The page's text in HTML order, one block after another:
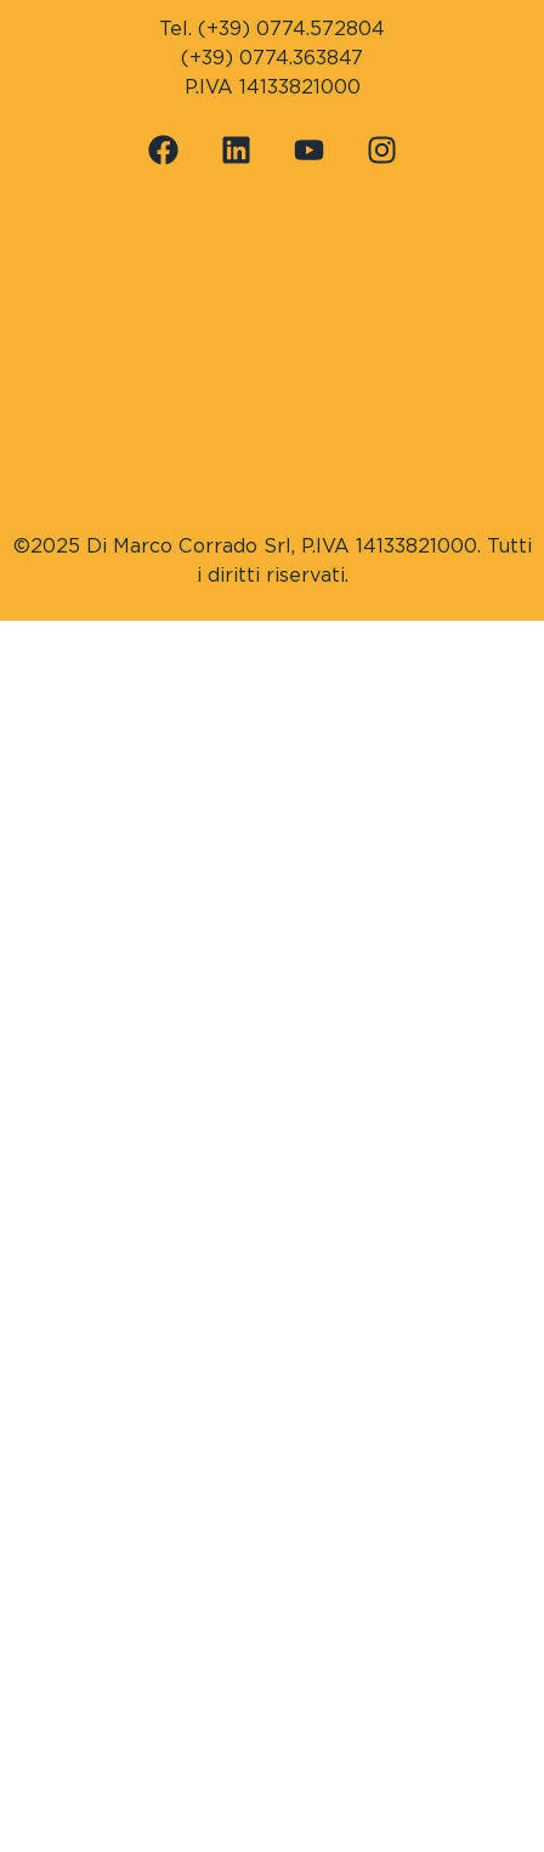
Tel. (+39) 0774.572804
(+39) 0774.363847
P.IVA 14133821000
©2025 Di Marco Corrado Srl, P.IVA 14133821000. Tutti
i diritti riservati.